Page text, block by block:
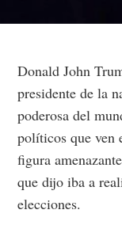
Donald John
presidente de la
poderosa del
políticos que ven
figura
que dijo iba a
elecciones.